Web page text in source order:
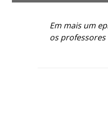
Em mais um
os